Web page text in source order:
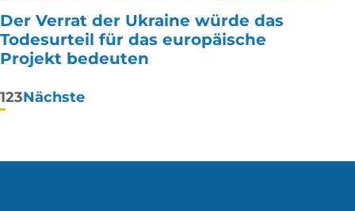
Der Verrat der Ukraine würde das
Todesurteil für das europäische
Projekt bedeuten
Paginierung
123Nächste